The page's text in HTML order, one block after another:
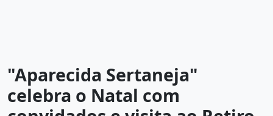
"Aparecida Sertaneja"
celebra o Natal com